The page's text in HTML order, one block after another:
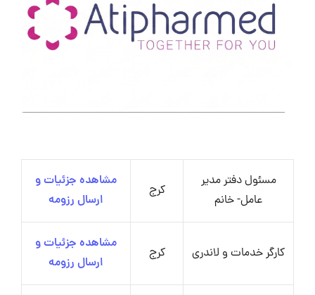
مسئول دفتر مدیر
عامل- خانم
کرج
مشاهده جزئیات و
ارسال رزومه
کارگر خدمات و لاندری کرج
مشاهده جزئیات و
ارسال رزومه